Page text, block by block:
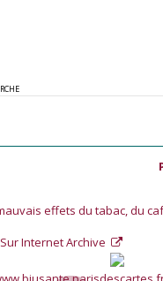
effets du tabac, du
Sur Internet Archive